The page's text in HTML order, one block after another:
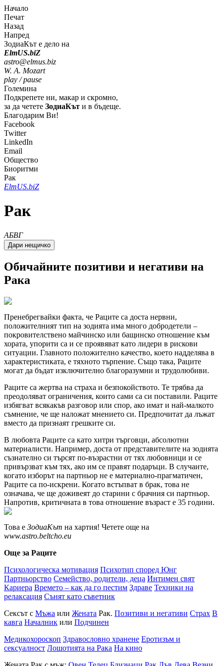
Начало
Печат
Назад
Напред
ЗодиаКът е дело на
ElmUS.biZ
astro@elmus.biz
W. A. Mozart
play / pause
Големина
Подкрепете ни, макар и скромно,
за да четете ЗодиаКът и в бъдеще.
Благодарим Ви!
Facebook
Twitter
LinkedIn
Email
Общество
Биоритми
Рак
ElmUS.biZ
Рак
AБВГ
Обичайните позитиви и негативи на
Рака
Пренебрегвайки факта, че Раците са доста нервни,
положителният тип на зодията има много добродетели –
покровителствено майчинско или бащинско отношение към
хората, упорити са и се проявяват като лидери в рискови
ситуации. Главното положително качество, което надделява в
характеристиката, е тяхното търпение. Също така, Раците
могат да бъдат изключително благоразумни и трудолюбиви.
Раците са жертва на страха и безпокойството. Те трябва да
преодоляват ограничения, които сами са си поставили. Раците
избягват всякакъв разговор или спор, ако имат и най-малкото
съмнение, че ще наложат мнението си. Предпочитат да лъжат
вместо да признаят грешките си.
В любовта Раците са като хитри търговци, абсолютни
материалисти. Например, доста от представителите на зодията
съзнателно си търсят по-възрастни от тях любовници и се
привързват към тях, ако им се правят подаръци. В случаите,
когато изборът на партньор не е материално-прагматичен,
Раците са по-искрени. Когато встъпват в брак, това не
означава, че ще доживеят до старини с брачния си партньор.
Напротив, критичната в това отношение възраст е 35 години.
Това е ЗодиаКът на хартия! Четете още на
www.astro.beltcho.eu
Още за Раците
Психологическа мотивация Психотип според Юнг
Партньорство Семейство, родители, деца Интимен свят
Кариера Времето – как да го пестим Здраве Техники на
релаксация Сънят като съветник
Сексът с Мъжа или Жената Рак. Позитиви и негативи Страх В
кавга Началник или Подчинен
Медикохороскоп Здравословно хранене Еротизъм и
сексуалност Лошотията на Рака На кино